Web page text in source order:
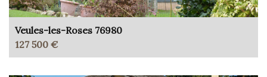
Veules-les-Roses 76980
127 500 €